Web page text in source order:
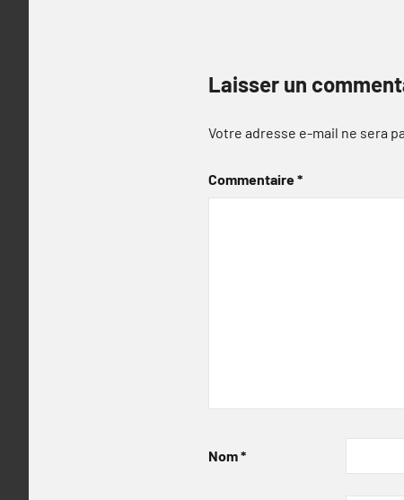
Laisser un
Votre adresse e-mail ne sera
Commentaire*
Nom*